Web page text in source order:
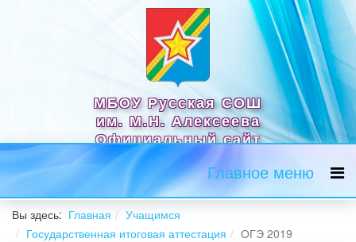
МБОУ Русская СОШ
им. М.Н. Алексеева
Официальный сайт
Главное меню
Вы здесь: Главная
Учащимся
Государственная итоговая аттестация
ОГЭ 2019